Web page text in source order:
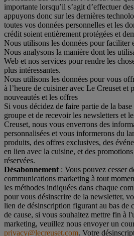
importante lorsqu’il s’agit d’effectuer
appuyons donc sur les dernières
toutes vos données personnelles et les
crédit soient entièrement protégées et
Nous utilisons les données pour faciliter
Nous analysons la manière dont les
Web et nos services pour rendre les
plus intéressantes.
Nous utilisons les données pour vous
à l’heure de cuisiner avec Le Creuset et
nouveautés et les offres
Si vous décidez de faire partie de la
groupe et de recevoir les newsletters et
Creuset, nous vous enverrons des
personnalisées et vous informerons du
produits, des offres exclusives, des
en lien avec la cuisine, et des
réservées.
Désabonnement : Vous pouvez cesser
communications marketing à tout
les méthodes indiquées dans chaque
pour vous désinscrire de la newsletter,
lien de désinscription figurant au bas de
de cause, si vous souhaitez mettre fin à
marketing, veuillez nous envoyer un
privacy@lecreuset.com. Votre